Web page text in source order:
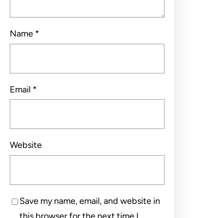
Name *
Email *
Website
Save my name, email, and website in